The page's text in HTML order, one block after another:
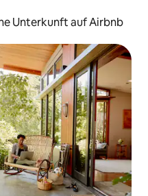
Unterkunft auf Airbnb